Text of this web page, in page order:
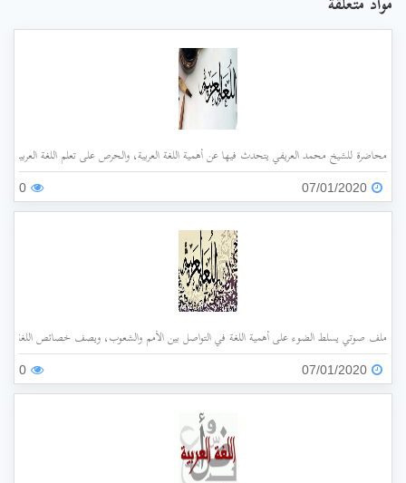
مواد متعلقة
محاضرة للشيخ محمد العريفي يتحدث فيها عن أهمية اللغة العربية، والحرص على تعلم اللغة العربية في
07/01/2020
0
ملف صوتي يسلط الضوء على أهمية اللغة في التواصل بين الأمم والشعوب، ويصف خصائص اللغة
07/01/2020
0